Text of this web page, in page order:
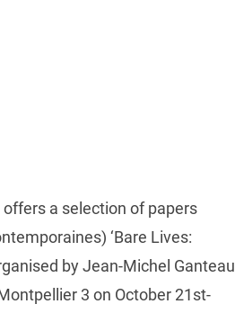
offers a selection of papers
‘Bare Lives:
by Jean-Michel Ganteau
3 on October 21st-